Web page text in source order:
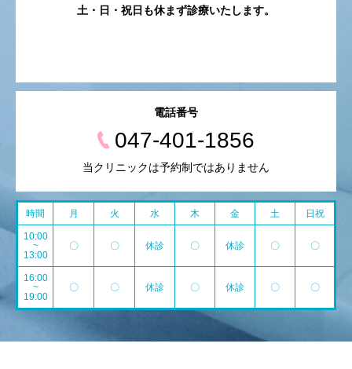
土・日・祝日も休まず診療いたします。
電話番号
047-401-1856
当クリニックは予約制ではありません
時間 月 火 水 木 金 土 日祝
10:00
~
13:00
〇 〇 休診 〇 休診 〇 〇
16:00
~
19:00
〇 〇 休診 〇 休診 〇 〇